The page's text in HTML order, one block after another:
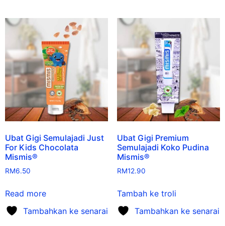
Ubat Gigi Semulajadi Just
For Kids Chocolata
Mismis®
RM6.50
Read more
Tambahkan ke senarai
Ubat Gigi Premium
Semulajadi Koko Pudina
Mismis®
RM12.90
Tambah ke troli
Tambahkan ke senarai